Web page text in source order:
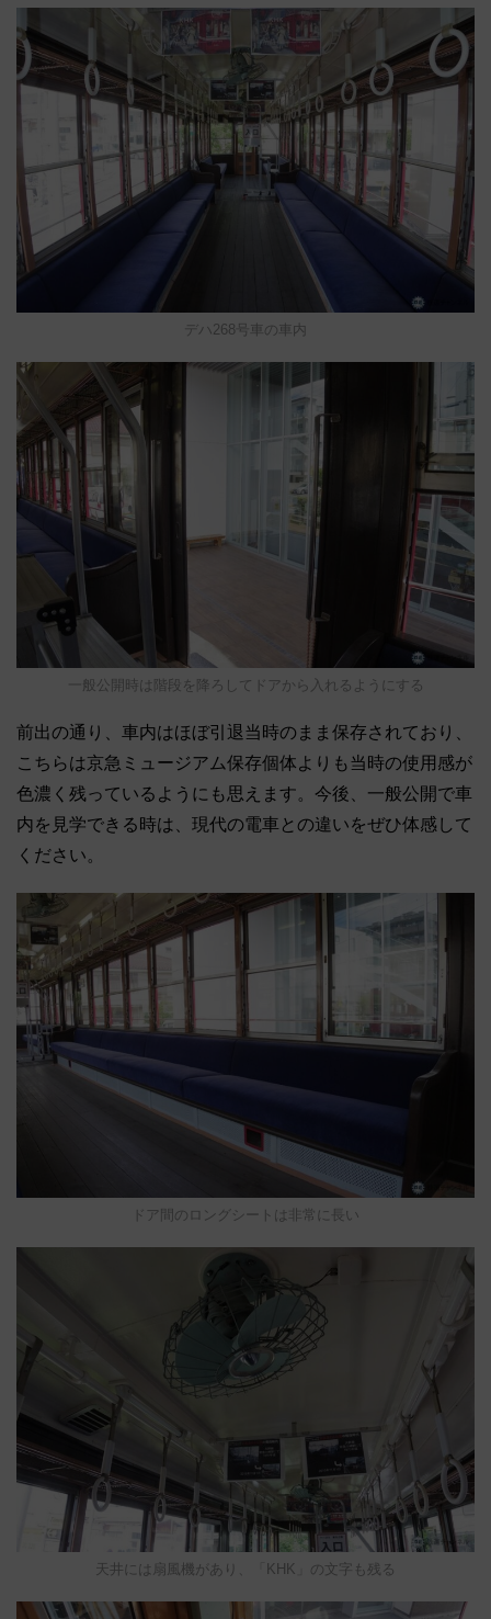
デハ268号車の車内
一般公開時は階段を降ろしてドアから入れるようにする
前出の通り、車内はほぼ引退当時のまま保存されており、
こちらは京急ミュージアム保存個体よりも当時の使用感が
色濃く残っているようにも思えます。今後、一般公開で車
内を見学できる時は、現代の電車との違いをぜひ体感して
ください。
ドア間のロングシートは非常に長い
天井には扇風機があり、「KHK」の文字も残る